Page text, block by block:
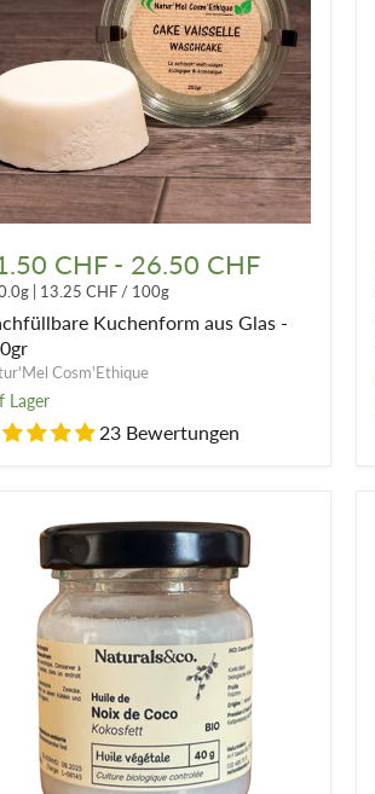
CHF- 26.50 CHF
13.25 CHF/ 100g
Kuchenform aus Glas -
Cosm'Ethique
Lager
23 Bewertungen